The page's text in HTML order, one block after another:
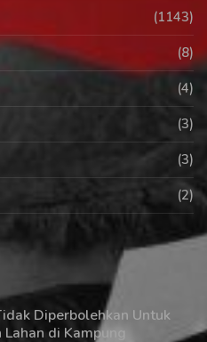
(1143)
(8)
(4)
(3)
(3)
(2)
Diperbolehkan Untuk
Lahan di Kampung